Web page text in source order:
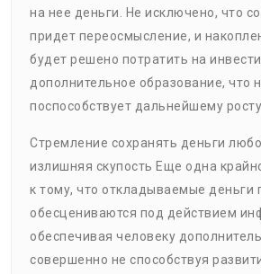
на нее деньги. Не исключено, что
придет переосмысление, и
будет решено потратить на
дополнительное образование, что
поспособствует дальнейшему
Стремление сохранять деньги
излишняя скупость Еще одна
к тому, что откладываемые деньги
обесцениваются под действием
обеспечивая человеку
совершенно не способствуя